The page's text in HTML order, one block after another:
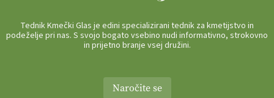
Tednik Kmečki Glas je edini specializirani tednik za kmetijstvo in
podeželje pri nas. S svojo bogato vsebino nudi informativno, strokovno
in prijetno branje vsej družini.
Naročite se